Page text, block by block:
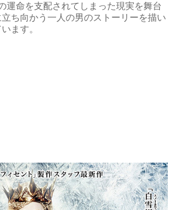
運命を支配されてしまった現実を舞台
ち向かう一人の男のストーリーを描い
ます。